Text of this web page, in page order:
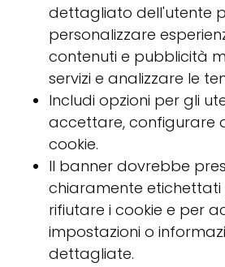
dettagliato dell'utente
personalizzare
contenuti e pubblicità
servizi e analizzare le
Includi opzioni per gli
accettare, configurare
cookie.
Il banner dovrebbe
chiaramente
rifiutare i cookie e per
impostazioni o
dettagliate.